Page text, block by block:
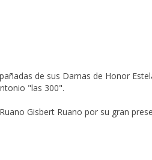
de sus Damas de Honor
"las 300".
Gisbert Ruano por su gran